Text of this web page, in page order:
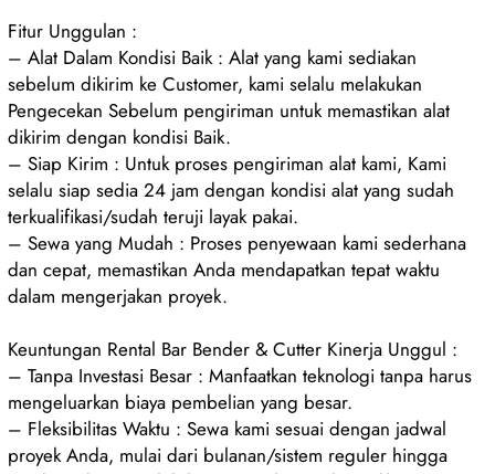
Fitur Unggulan :
– Alat Dalam Kondisi Baik : Alat yang kami sediakan
sebelum dikirim ke Customer, kami selalu melakukan
Pengecekan Sebelum pengiriman untuk memastikan alat
dikirim dengan kondisi Baik.
– Siap Kirim : Untuk proses pengiriman alat kami, Kami
selalu siap sedia 24 jam dengan kondisi alat yang sudah
terkualifikasi/sudah teruji layak pakai.
– Sewa yang Mudah : Proses penyewaan kami sederhana
dan cepat, memastikan Anda mendapatkan tepat waktu
dalam mengerjakan proyek.
Keuntungan Rental Bar Bender & Cutter Kinerja Unggul :
– Tanpa Investasi Besar : Manfaatkan teknologi tanpa harus
mengeluarkan biaya pembelian yang besar.
– Fleksibilitas Waktu : Sewa kami sesuai dengan jadwal
proyek Anda, mulai dari bulanan/sistem reguler hingga